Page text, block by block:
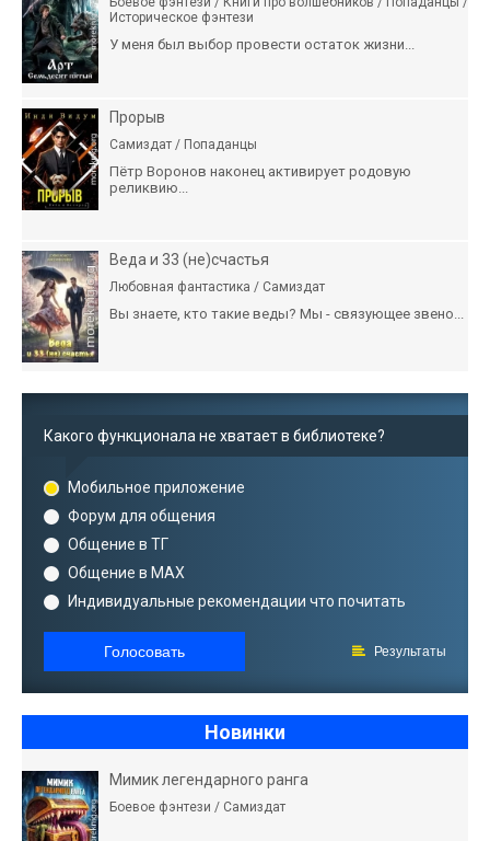
Историческое фэнтези
У меня был выбор провести остаток жизни...
Прорыв
Самиздат / Попаданцы
Пётр Воронов наконец активирует родовую
реликвию...
Веда и 33 (не)счастья
Любовная фантастика / Самиздат
Вы знаете, кто такие веды? Мы - связующее звено...
Какого функционала не хватает в библиотеке?
Мобильное приложение
Форум для общения
Общение в ТГ
Общение в MAX
Индивидуальные рекомендации что почитать
Голосовать Результаты
Новинки
Мимик легендарного ранга
Боевое фэнтези / Самиздат